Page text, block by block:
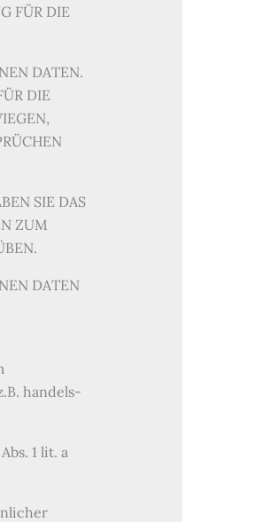
FÜR DIE
DATEN.
DIE
SIE DAS
ZUM
DATEN
handels-
1 lit. a